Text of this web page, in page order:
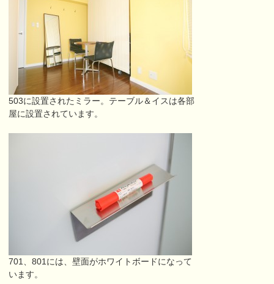
503に設置されたミラー。テーブル＆イスは各部
屋に設置されています。
701、801には、壁面がホワイトボードになって
います。